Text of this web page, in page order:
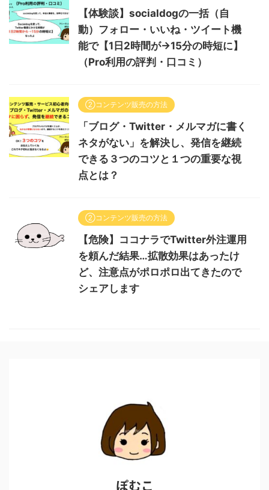
【体験談】socialdogの一括（自
動）フォロー・いいね・ツイート機
能で【1日2時間が→15分の時短に】
（Pro利用の評判・口コミ）
②コンテンツ販売の方法
「ブログ・Twitter・メルマガに書く
ネタがない」を解決し、発信を継続
できる３つのコツと１つの重要な視
点とは？
②コンテンツ販売の方法
【危険】ココナラでTwitter外注運用
を頼んだ結果…拡散効果はあったけ
ど、注意点がポロポロ出てきたので
シェアします
ぽむこ